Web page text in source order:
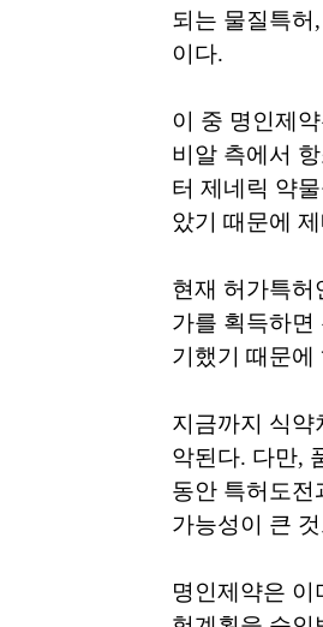
되는 물질특허
이다.
이 중 명인제
비알 측에서
터 제네릭 약
았기 때문에
현재 허가특허
가를 획득하면
기했기 때문에
지금까지 식약
악된다. 다만,
동안 특허도전
가능성이 큰
명인제약은 이